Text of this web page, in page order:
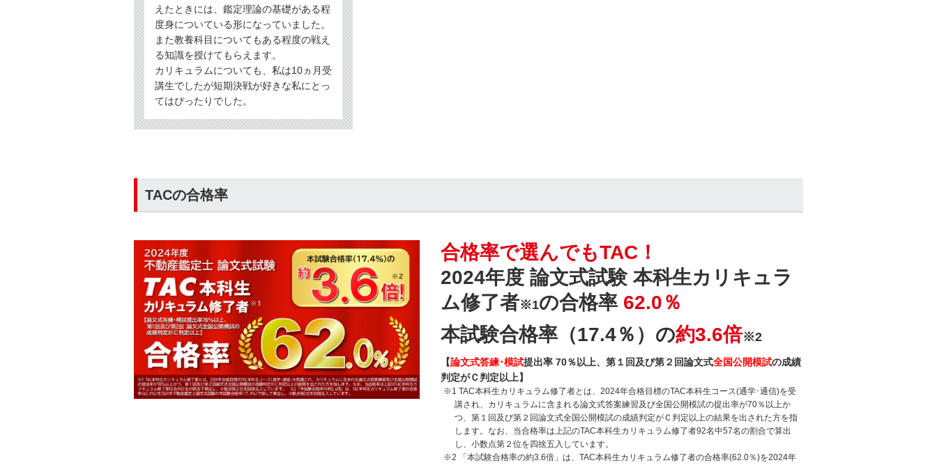
えたときには、鑑定理論の基礎がある程
度身についている形になっていました。
また教養科目についてもある程度の戦え
る知識を授けてもらえます。
カリキュラムについても、私は10ヵ月受
講生でしたが短期決戦が好きな私にとっ
てはぴったりでした。
TACの合格率
合格率で選んでもTAC！
2024年度 論文式試験 本科生カリキュラ
ム修了者※1の合格率 62.0％
本試験合格率（17.4％）の約3.6倍※2
【論文式答練･模試提出率 70％以上、第１回及び第２回論文式全国公開模試の成績
判定がＣ判定以上】
※1 TAC本科生カリキュラム修了者とは、2024年合格目標のTAC本科生コース(通学･通信)を受
講され、カリキュラムに含まれる論文式答案練習及び全国公開模試の提出率が70％以上か
つ、第１回及び第２回論文式全国公開模試の成績判定がＣ判定以上の結果を出された方を指
します。なお、当合格率は上記のTAC本科生カリキュラム修了者92名中57名の割合で算出
し、小数点第２位を四捨五入しています。
※2 「本試験合格率の約3.6倍」は、TAC本科生カリキュラム修了者の合格率(62.0％)を2024年